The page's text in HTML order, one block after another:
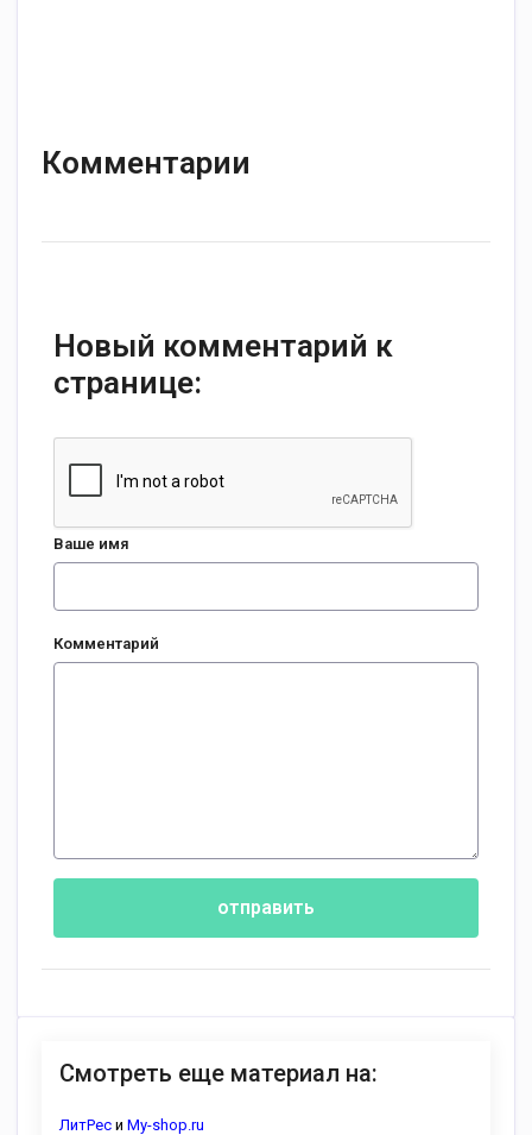
Комментарии
Новый комментарий к
странице:
Ваше имя
Комментарий
отправить
Смотреть еще материал на:
ЛитРес и My-shop.ru